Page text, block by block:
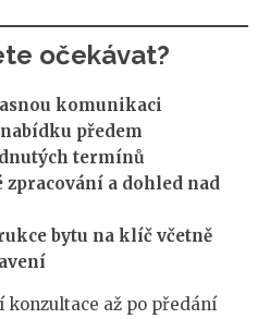
očekávat?
komunikaci
předem
termínů
a dohled nad
bytu na klíč včetně
konzultace až po předání